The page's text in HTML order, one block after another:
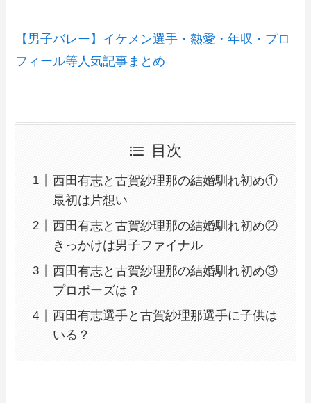
【男子バレー】イケメン選手・熱愛・年収・プロ
フィール等人気記事まとめ
目次
西田有志と古賀紗理那の結婚馴れ初め①
最初は片想い
西田有志と古賀紗理那の結婚馴れ初め②
きっかけは男子ファイナル
西田有志と古賀紗理那の結婚馴れ初め③
プロポーズは？
西田有志選手と古賀紗理那選手に子供は
いる？